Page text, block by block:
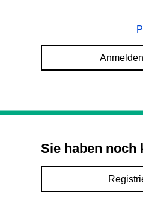
Anmelden
Sie haben noch